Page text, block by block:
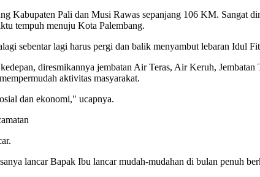
Kabupaten Pali dan Musi Rawas sepanjang 106 KM. Sangat
tempuh menuju Kota Palembang.
sebentar lagi harus pergi dan balik menyambut lebaran Idul
diresmikannya jembatan Air Teras, Air Keruh,
aktivitas masyarakat.
dan ekonomi," ucapnya.
lancar Bapak Ibu lancar mudah-mudahan di bulan penuh